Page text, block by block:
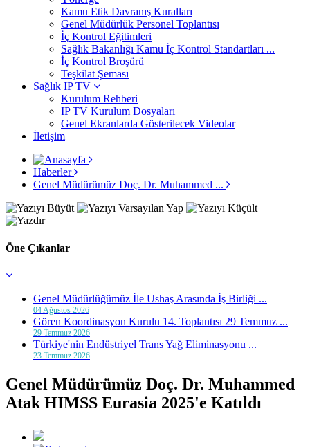
Kamu Etik Davranış Kuralları
Genel Müdürlük Personel Toplantısı
İç Kontrol Eğitimleri
Sağlık Bakanlığı Kamu İç Kontrol Standartları ...
İç Kontrol Broşürü
Teşkilat Şeması
Sağlık IP TV
Kurulum Rehberi
IP TV Kurulum Dosyaları
Genel Ekranlarda Gösterilecek Videolar
İletişim
Haberler
Genel Müdürümüz Doç. Dr. Muhammed ...
Öne Çıkanlar
Genel Müdürlüğümüz İle Ushaş Arasında İş Birliği ...
04 Ağustos 2026
Gören Koordinasyon Kurulu 14. Toplantısı 29 Temmuz ...
29 Temmuz 2026
Türkiye'nin Endüstriyel Trans Yağ Eliminasyonu ...
23 Temmuz 2026
Genel Müdürümüz Doç. Dr. Muhammed
Atak HIMSS Eurasia 2025'e Katıldı